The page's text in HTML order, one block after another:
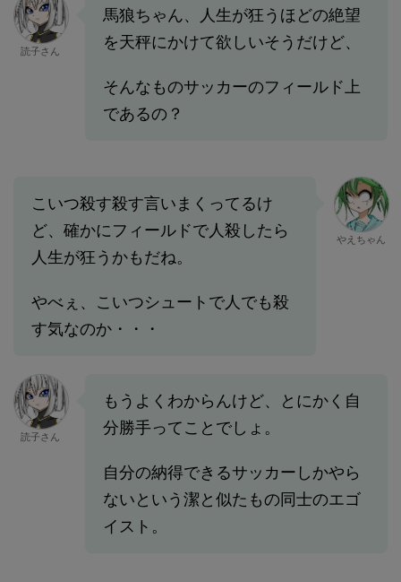
読子さん
馬狼ちゃん、人生が狂うほどの絶望
を天秤にかけて欲しいそうだけど、
そんなものサッカーのフィールド上
であるの？
こいつ殺す殺す言いまくってるけ
ど、確かにフィールドで人殺したら
人生が狂うかもだね。
やべぇ、こいつシュートで人でも殺
す気なのか・・・
やえちゃん
読子さん
もうよくわからんけど、とにかく自
分勝手ってことでしょ。
自分の納得できるサッカーしかやら
ないという潔と似たもの同士のエゴ
イスト。